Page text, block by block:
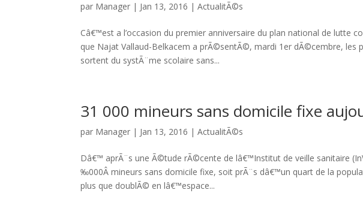
par Manager | Jan 13, 2016 |ActualitÃ©s
Câ€™est a l’occasion du premier anniversaire du plan national de lutte
que Najat Vallaud-Belkacem a prÃ©sentÃ©, mardi 1er dÃ©cembre, les
sortent du systÃ¨me scolaire sans...
31 000 mineurs sans domicile fixe
par Manager | Jan 13, 2016 |ActualitÃ©s
Dâ€™ aprÃ¨s une Ã©tude rÃ©cente de lâ€™Institut de veille sanitaire
‰000Â mineurs sans domicile fixe, soit prÃ¨s dâ€™un quart de la
plus que doublÃ© en lâ€™espace...